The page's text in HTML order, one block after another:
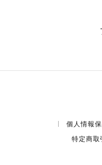
個人情報
特定商取